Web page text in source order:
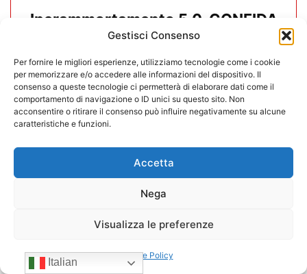
Gestisci Consenso
Per fornire le migliori esperienze, utilizziamo tecnologie come i cookie
per memorizzare e/o accedere alle informazioni del dispositivo. Il
consenso a queste tecnologie ci permetterà di elaborare dati come il
comportamento di navigazione o ID unici su questo sito. Non
acconsentire o ritirare il consenso può influire negativamente su alcune
caratteristiche e funzioni.
Accetta
Nega
Visualizza le preferenze
Cookie Policy
Iperammortamento 5.0. CONFIDA
apre uno sportello dedicato per gli
associati
27/07/2026
Italian